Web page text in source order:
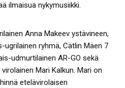
ilmaisua nykymusiikki.
Anna Makeev ystävineen,
ryhmä, Cätlin Mäen 7
udmurtilainen AR-GO sekä
Mari Kalkun. Mari on
etelävirolaisen